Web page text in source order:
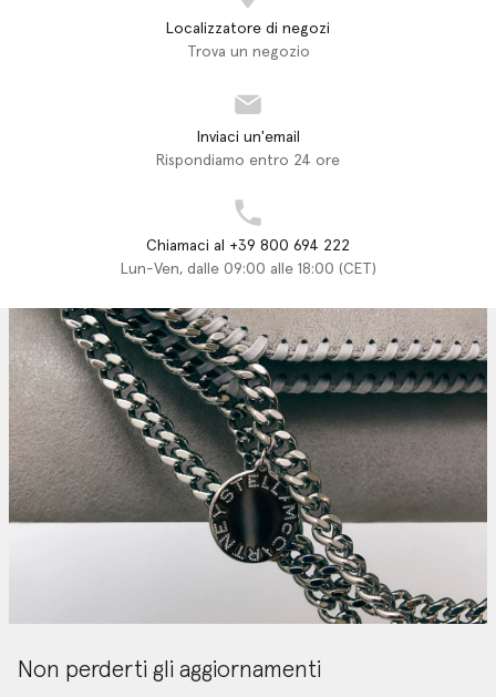
Localizzatore di negozi
Trova un negozio
Inviaci un'email
Rispondiamo entro 24 ore
Chiamaci al +39 800 694 222
Lun-Ven, dalle 09:00 alle 18:00 (CET)
Non perderti gli aggiornamenti